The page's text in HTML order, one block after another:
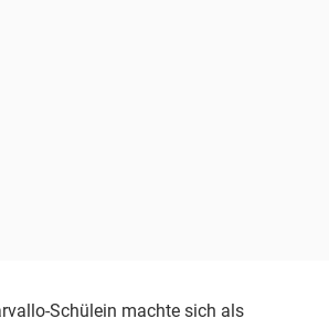
Schülein machte sich als